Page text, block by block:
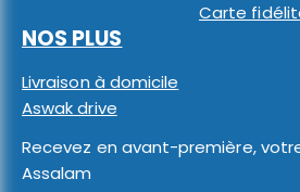
Carte
NOS PLUS
Livraison à domicile
Aswak drive
Recevez en avant-première,
Assalam